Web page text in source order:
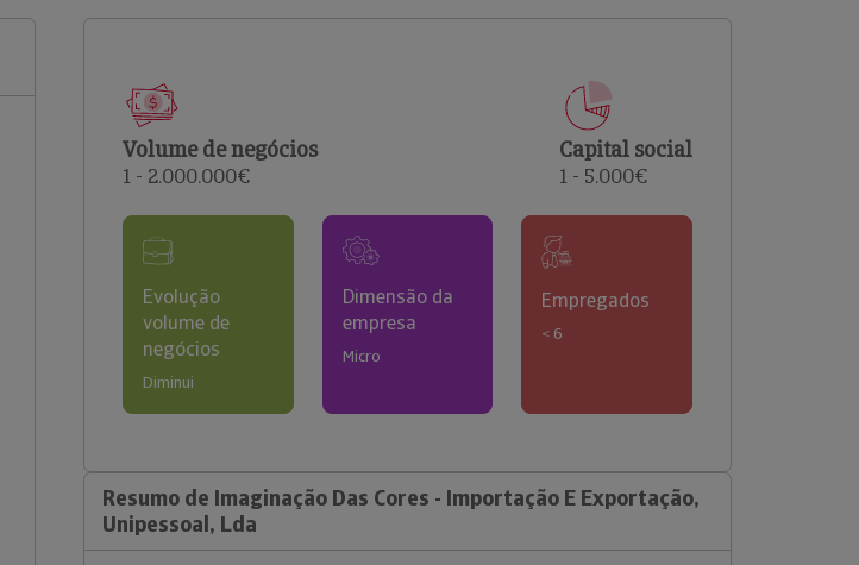
comerciais e analisar o risco de incumprimento dos
Volume de negócios
1 - 2.000.000€
Capital social
1 - 5.000€
Evolução
volume de
negócios
Diminui
Dimensão da
empresa
Micro
Empregados
< 6
Resumo de Imaginação Das Cores - Importação E Exportação,
Unipessoal, Lda